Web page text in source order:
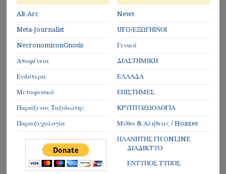
Alt-Arc
Meta-Journalist
NecronomiconGnosis
Αποφένεια
Ενδότερα
Μεταφυσικό
Παράξενος Ταξιδιώτης
Παραψυχολογία
News
UFO/ΕΞΩΓΗΙΝΟΙ
Γενικά
ΔΙΑΣΤΗΜΙΚΗ
ΕΛΛΑΔΑ
ΕΠΙΣΤΗΜΕΣ
ΚΡΥΠΤΟΖΩΟΛΟΓΙΑ
Μύθοι & Αλήθειες / Hoaxes
ΠΛΑΝΗΤΗΣ ΓΗ ONLINE
ΔΙΑΔΙΚΤΥΟ
ΕΝΤΥΠΟΣ ΤΥΠΟΣ